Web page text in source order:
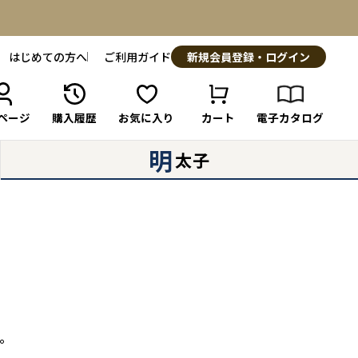
はじめての方へ ご利用ガイド 新規会員登録・ログイン
ージ 購入履歴 お気に入り カート 電子カタログ
明太子